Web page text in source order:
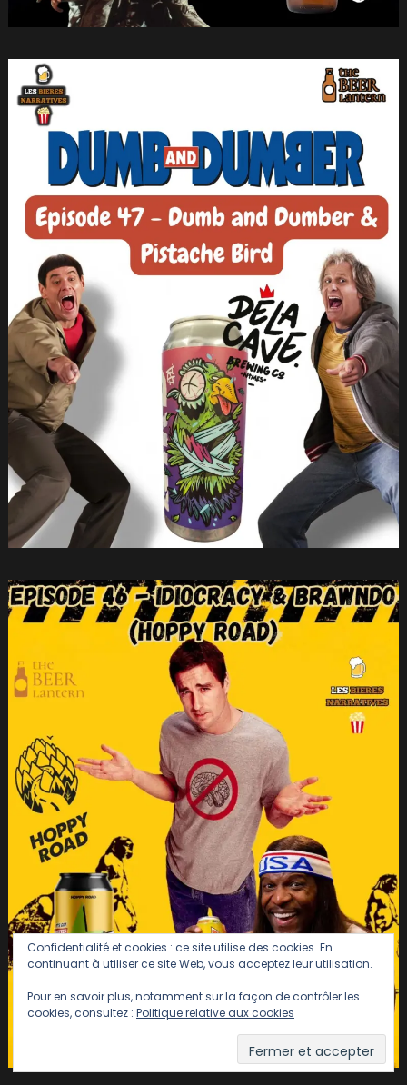
Confidentialité et cookies : ce site utilise des cookies. En
continuant à utiliser ce site Web, vous acceptez leur utilisation.
Pour en savoir plus, notamment sur la façon de contrôler les
cookies, consultez : Politique relative aux cookies